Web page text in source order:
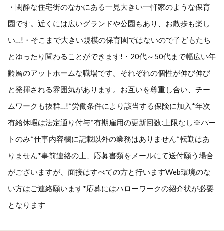
・閑静な住宅街のなかにある一見大きい一軒家のような保育
園です。近くには広いグランドや公園もあり、お散歩も楽し
い…!・そこまで大きい規模の保育園ではないので子どもたち
とゆったり関わることができます!・20代～50代まで幅広い年
齢層のアットホームな職場です。それぞれの個性が伸び伸び
と発揮される雰囲気があります。お互いを尊重し合い、チー
ムワークも抜群…!*労働条件により該当する保険に加入*年次
有給休暇は法定通り付与*有期雇用の更新回数:上限なし※パー
トのみ*仕事内容欄に記載以外の業務はありません*転勤はあ
りません*事前連絡の上、応募書類をメールにて送付願う場合
がございますが、面接はすべての方と行いますWeb環境のな
い方はご連絡願います*応募にはハローワークの紹介状が必要
となります